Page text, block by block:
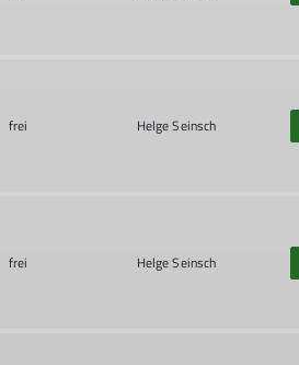
frei Helge Seinsch
frei Helge Seinsch